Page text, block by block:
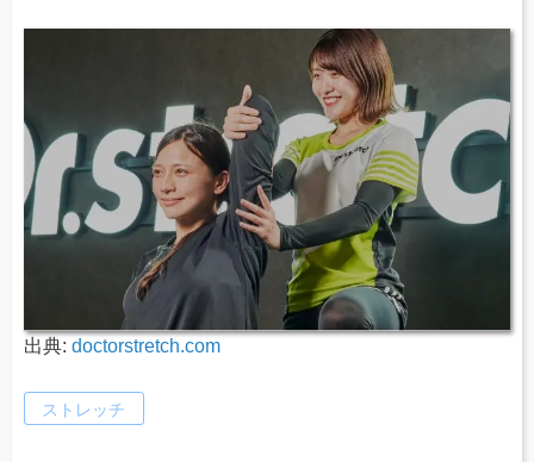
出典: doctorstretch.com
ストレッチ